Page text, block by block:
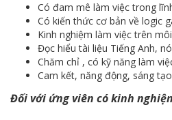
Có đam mê làm việc trong
Có kiến thức cơ bản về logic
Kinh nghiệm làm việc trên
Đọc hiểu tài liệu Tiếng Anh,
Chăm chỉ , có kỹ năng làm
Cam kết, năng động, sáng tạo
Đối với ứng viên có kinh